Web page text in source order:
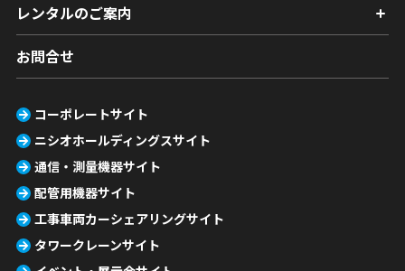
レンタルのご案内
お問合せ
コーポレートサイト
ニシオホールディングスサイト
通信・測量機器サイト
配管用機器サイト
工事車両カーシェアリングサイト
タワークレーンサイト